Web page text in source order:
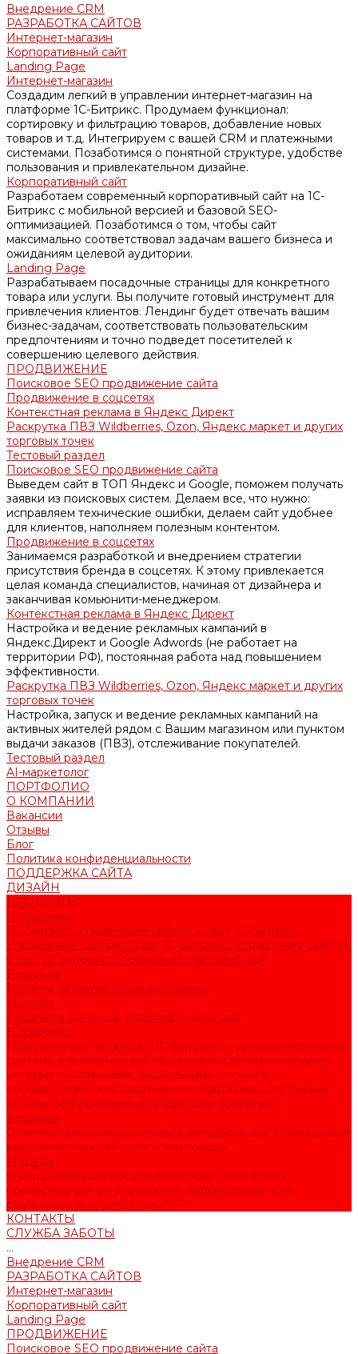
Внедрение CRM
РАЗРАБОТКА САЙТОВ
Интернет-магазин
Корпоративный сайт
Landing Page
Интернет-магазин
Создадим легкий в управлении интернет-магазин на
платформе 1С-Битрикс. Продумаем функционал:
сортировку и фильтрацию товаров, добавление новых
товаров и т.д. Интегрируем с вашей CRM и платежными
системами. Позаботимся о понятной структуре, удобстве
пользования и привлекательном дизайне.
Корпоративный сайт
Разработаем современный корпоративный сайт на 1С-
Битрикс с мобильной версией и базовой SEO-
оптимизацией. Позаботимся о том, чтобы сайт
максимально соответствовал задачам вашего бизнеса и
ожиданиям целевой аудитории.
Landing Page
Разрабатываем посадочные страницы для конкретного
товара или услуги. Вы получите готовый инструмент для
привлечения клиентов. Лендинг будет отвечать вашим
бизнес-задачам, соответствовать пользовательским
предпочтениям и точно подведет посетителей к
совершению целевого действия.
ПРОДВИЖЕНИЕ
Поисковое SEO продвижение сайта
Продвижение в соцсетях
Контекстная реклама в Яндекс Директ
Раскрутка ПВЗ Wildberries, Ozon, Яндекс маркет и других
торговых точек
Тестовый раздел
Поисковое SEO продвижение сайта
Выведем сайт в ТОП Яндекс и Google, поможем получать
заявки из поисковых систем. Делаем все, что нужно:
исправляем технические ошибки, делаем сайт удобнее
для клиентов, наполняем полезным контентом.
Продвижение в соцсетях
Занимаемся разработкой и внедрением стратегии
присутствия бренда в соцсетях. К этому привлекается
целая команда специалистов, начиная от дизайнера и
заканчивая комьюнити-менеджером.
Контекстная реклама в Яндекс Директ
Настройка и ведение рекламных кампаний в
Яндекс.Директ и Google Adwords (не работает на
территории РФ), постоянная работа над повышением
эффективности.
Раскрутка ПВЗ Wildberries, Ozon, Яндекс маркет и других
торговых точек
Настройка, запуск и ведение рекламных кампаний на
активных жителей рядом с Вашим магазином или пунктом
выдачи заказов (ПВЗ), отслеживание покупателей.
Тестовый раздел
AI-маркетолог
ПОРТФОЛИО
О КОМПАНИИ
Вакансии
Отзывы
Блог
Политика конфиденциальности
ПОДДЕРЖКА САЙТА
ДИЗАЙН
ПРОДУКТЫ
1С-Битрикс
1С-Битрикс: Управление сайтом. Старт 1С-Битрикс:
Управление сайтом. Старт 1С-Битрикс: Управление сайтом.
Старт 1С-Битрикс: Управление сайтом. Старт
Решения
Universe Universe Universe Universe
Модули
Корзина в один шаг Корзина в один шаг
1С-Битрикс
Программные продукты «1С-Битрикс» - профессиональные
системы управления веб-проектами: сайтами компаний,
интернет-магазинами, социальными сетями и
сообществами, корпоративными порталами, системами
аренды веб-приложений и другими проектами.
Решения
Отличные решения, которые в выгодном свете представят
вашу компанию, ее услуги или товары
Модули
Функциональные модули дополняют платформу
превосходным функционалом, необходимым для
различных сфер деятельности.
КОНТАКТЫ
СЛУЖБА ЗАБОТЫ
...
Внедрение CRM
РАЗРАБОТКА САЙТОВ
Интернет-магазин
Корпоративный сайт
Landing Page
ПРОДВИЖЕНИЕ
Поисковое SEO продвижение сайта